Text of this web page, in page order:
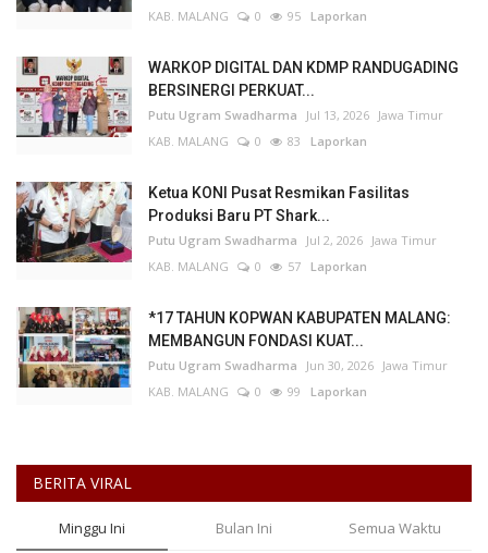
KAB. MALANG
0 95 Laporkan
WARKOP DIGITAL DAN KDMP RANDUGADING
BERSINERGI PERKUAT...
Putu Ugram Swadharma Jul 13, 2026 Jawa Timur
KAB. MALANG
0 83 Laporkan
Ketua KONI Pusat Resmikan Fasilitas
Produksi Baru PT Shark...
Putu Ugram Swadharma Jul 2, 2026 Jawa Timur
KAB. MALANG
0 57 Laporkan
*17 TAHUN KOPWAN KABUPATEN MALANG:
MEMBANGUN FONDASI KUAT...
Putu Ugram Swadharma Jun 30, 2026 Jawa Timur
KAB. MALANG
0 99 Laporkan
BERITA VIRAL
Minggu Ini Bulan Ini Semua Waktu